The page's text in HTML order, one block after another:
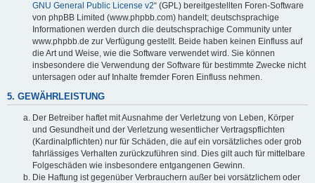
GNU General Public License v2“ (GPL) bereitgestellten Foren-Software
von phpBB Limited (www.phpbb.com) handelt; deutschsprachige
Informationen werden durch die deutschsprachige Community unter
www.phpbb.de zur Verfügung gestellt. Beide haben keinen Einfluss auf
die Art und Weise, wie die Software verwendet wird. Sie können
insbesondere die Verwendung der Software für bestimmte Zwecke nicht
untersagen oder auf Inhalte fremder Foren Einfluss nehmen.
5. GEWÄHRLEISTUNG
Der Betreiber haftet mit Ausnahme der Verletzung von Leben, Körper
und Gesundheit und der Verletzung wesentlicher Vertragspflichten
(Kardinalpflichten) nur für Schäden, die auf ein vorsätzliches oder grob
fahrlässiges Verhalten zurückzuführen sind. Dies gilt auch für mittelbare
Folgeschäden wie insbesondere entgangenen Gewinn.
Die Haftung ist gegenüber Verbrauchern außer bei vorsätzlichem oder